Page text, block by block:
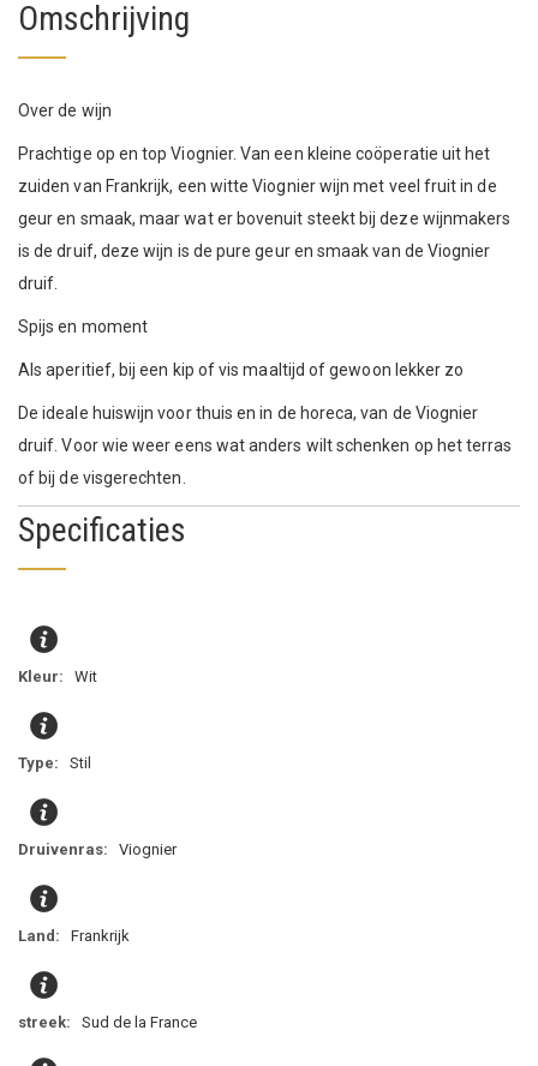
Omschrijving
Over de wijn
Prachtige op en top Viognier. Van een kleine coöperatie uit het
zuiden van Frankrijk, een witte Viognier wijn met veel fruit in de
geur en smaak, maar wat er bovenuit steekt bij deze wijnmakers
is de druif, deze wijn is de pure geur en smaak van de Viognier
druif.
Spijs en moment
Als aperitief, bij een kip of vis maaltijd of gewoon lekker zo
De ideale huiswijn voor thuis en in de horeca, van de Viognier
druif. Voor wie weer eens wat anders wilt schenken op het terras
of bij de visgerechten.
Specificaties
Wit
Stil
Viognier
Frankrijk
Sud de la France